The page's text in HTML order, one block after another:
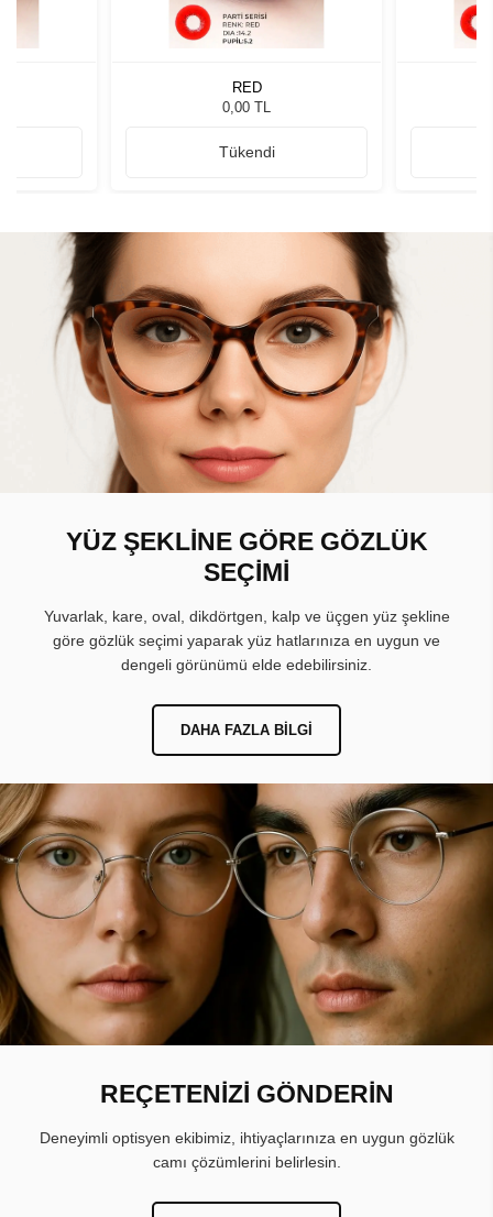
RED
0,00 TL
Tükendi
YÜZ ŞEKLİNE GÖRE GÖZLÜK
SEÇİMİ
Yuvarlak, kare, oval, dikdörtgen, kalp ve üçgen yüz şekline
göre gözlük seçimi yaparak yüz hatlarınıza en uygun ve
dengeli görünümü elde edebilirsiniz.
DAHA FAZLA BILGI
REÇETENİZİ GÖNDERİN
Deneyimli optisyen ekibimiz, ihtiyaçlarınıza en uygun gözlük
camı çözümlerini belirlesin.